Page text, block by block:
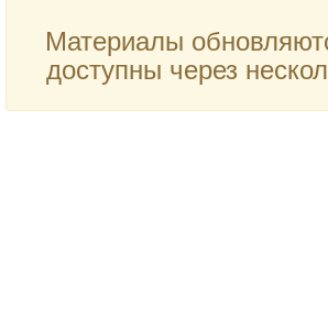
Материалы
доступны через